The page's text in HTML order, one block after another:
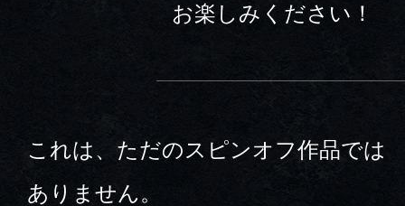
お楽しみください！
これは、ただのスピンオフ作品では
ありません。